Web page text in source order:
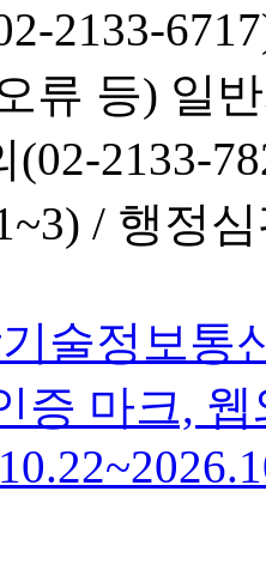
2133-
류 등) 일
(02-2133-
/ 행정심